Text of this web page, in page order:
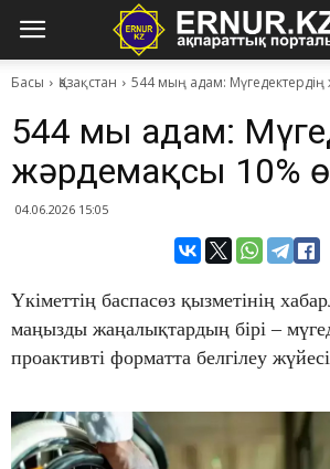
Басы Қазақстан 544 мың адам: Мүгедектердің
544 мың адам:
жәрдемақсы 10%
04.06.2026 15:05
Үкіметтің баспасөз қызметінің
маңызды жаңалықтардың бірі –
проактивті форматта белгілеу